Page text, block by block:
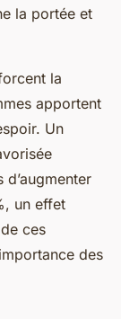
la portée et
la
apportent
Un
un effet
ces
des